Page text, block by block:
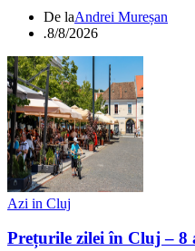
De laAndrei Mureșan
.8/8/2026
Azi in Cluj
Prețurile zilei în Cluj – 8